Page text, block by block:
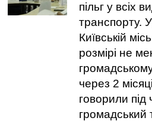
пільг у всіх
транспорту.
Київській
розмірі не
через 2
говорили
громадський